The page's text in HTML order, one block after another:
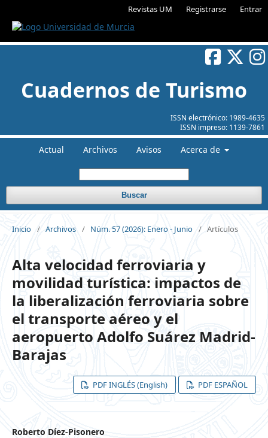
Revistas UM Registrarse Entrar
ISSN electrónico: 1989-4635
ISSN impreso: 1139-7861
Cuadernos de Turismo
Actual Archivos Avisos Acerca de
Buscar
Inicio / Archivos / Núm. 57 (2026): Enero - Junio / Artículos
Alta velocidad ferroviaria y
movilidad turística: impactos de
la liberalización ferroviaria sobre
el transporte aéreo y el
aeropuerto Adolfo Suárez Madrid-
Barajas
PDF INGLÉS (English) PDF ESPAÑOL
Roberto Díez-Pisonero